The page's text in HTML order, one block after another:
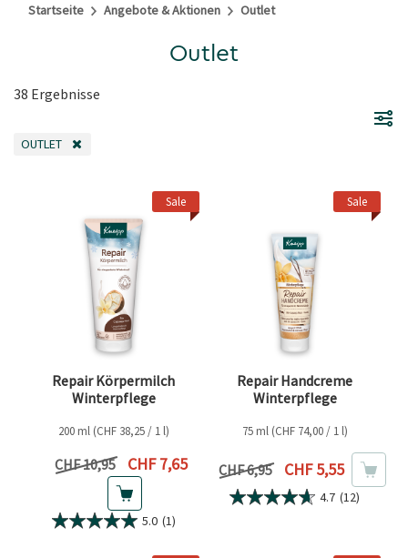
Startseite Angebote & Aktionen Outlet
Outlet
38 Ergebnisse
OUTLET
Sale
Repair Körpermilch
Winterpflege
200 ml (CHF 38,25 / 1 l)
Vorheriger Preis
CHF 10,95 Aktueller Preis
CHF 7,65
5.0 (1)
Sale
Repair Handcreme
Winterpflege
75 ml (CHF 74,00 / 1 l)
Vorheriger Preis
CHF 6,95 Aktueller Preis
CHF 5,55
4.7 (12)